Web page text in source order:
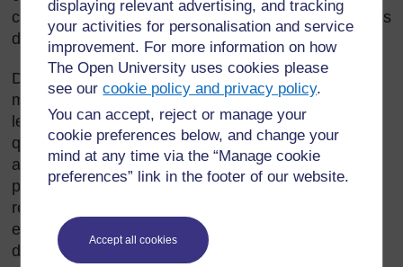
displaying relevant advertising, and tracking
your activities for personalisation and service
improvement. For more information on how
The Open University uses cookies please
see ourcookie policy and privacy policy.
You can accept, reject or manage your
cookie preferences below, and change your
mind at any time via the “Manage cookie
preferences” link in the footer of our website.
Accept all cookies
comprendre la notion du temps qui passe par le biais
de travaux pratiques d’apprentissage ?
Dans cette section, nous examinons plusieurs
méthodes de travail adaptées, en faisant travailler
les élèves en groupes ou en paires. En tant
qu’enseignant, il vous faut réfléchir et planifier les
activités à l’avance. C’est une bonne idée de se
préparer en collectant petit à petit diverses
ressources – du carton et du papier bristol par
exemple, que vous pouvez recycler pour fabriquer
des maquettes. Cela vous aidera à réaliser les